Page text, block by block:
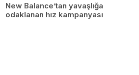
New Balance’tan yavaşlığa
odaklanan hız kampanyası